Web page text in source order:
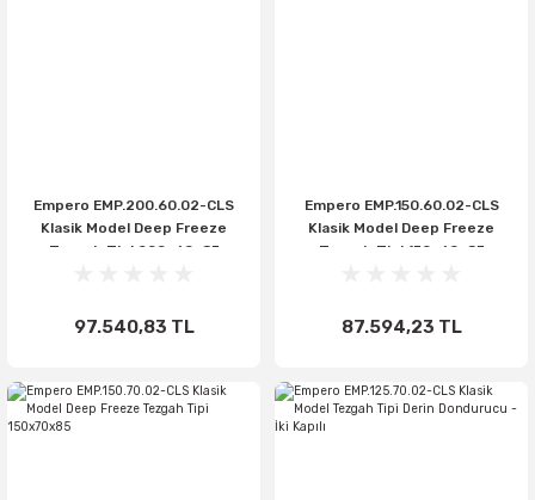
Empero EMP.200.60.02-CLS
Klasik Model Deep Freeze
Tezgah Tipi 200x60x85
97.540,83 TL
Empero EMP.150.60.02-CLS
Klasik Model Deep Freeze
Tezgah Tipi 150x60x85
87.594,23 TL